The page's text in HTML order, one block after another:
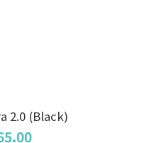
2.0 (Black)